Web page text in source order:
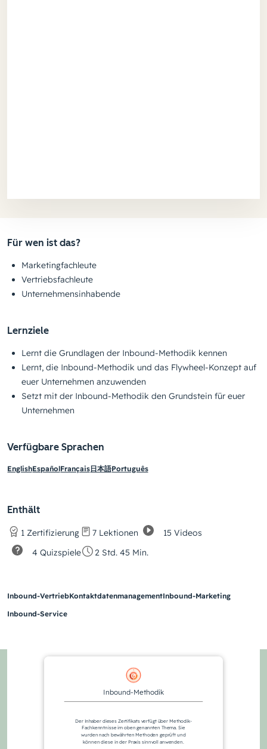
Für wen ist das?
Marketingfachleute
Vertriebsfachleute
Unternehmensinhabende
Lernziele
Lernt die Grundlagen der Inbound-Methodik kennen
Lernt, die Inbound-Methodik und das Flywheel-Konzept auf
euer Unternehmen anzuwenden
Setzt mit der Inbound-Methodik den Grundstein für euer
Unternehmen
Verfügbare Sprachen
EnglishEspañolFrançais日本語Português
Enthält
1 Zertifizierung 7 Lektionen
15 Videos
4 Quizspiele
2 Std. 45 Min.
Inbound-VertriebKontaktdatenmanagementInbound-Marketing
Inbound-Service
Inbound-Methodik
Der Inhaber dieses Zertifikats verfügt über Methodik-
Fachkenntnisse im oben genannten Thema. Sie
wurden nach bewährten Methoden geprüft und
können diese in der Praxis sinnvoll anwenden.